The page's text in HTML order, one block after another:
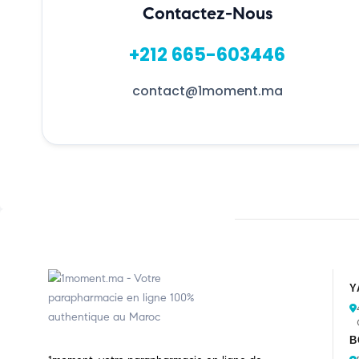
Contactez-Nous
+212 665-603446
contact@1moment.ma